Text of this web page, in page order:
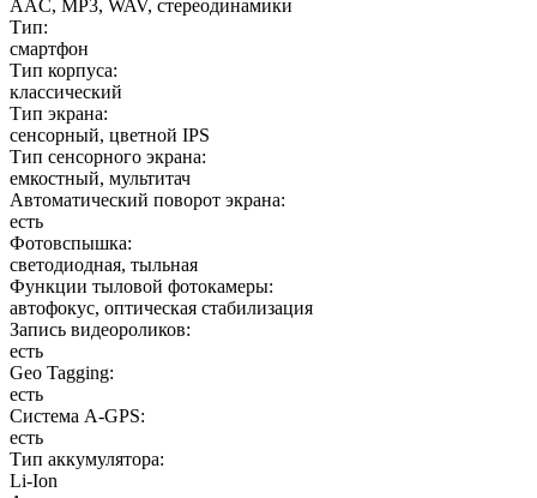
AAC, MP3, WAV, стереодинамики
Тип:
смартфон
Тип корпуса:
классический
Тип экрана:
сенсорный, цветной IPS
Тип сенсорного экрана:
емкостный, мультитач
Автоматический поворот экрана:
есть
Фотовспышка:
светодиодная, тыльная
Функции тыловой фотокамеры:
автофокус, оптическая стабилизация
Запись видеороликов:
есть
Geo Tagging:
есть
Cистема A-GPS:
есть
Тип аккумулятора:
Li-Ion